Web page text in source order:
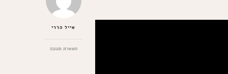
אייל הררי
השארת תגובהבנושא